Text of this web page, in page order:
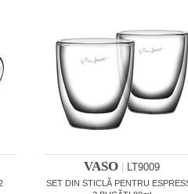
VASO LT9009
SET DIN STICLĂ PENTRU